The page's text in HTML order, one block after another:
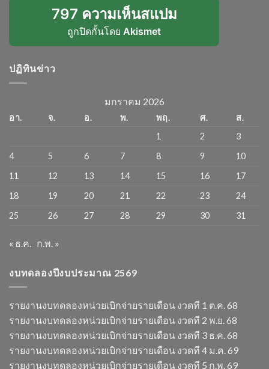
797 ความเห็นสแปม
ถูกปิดกั้นโดย Akismet
ปฏิทินข่าว
มกราคม 2026
อา. จ. อ. พ. พฤ. ศ.
ส.
1
2
3
4
5 6 7 8 9
10
11
12 13 14 15 16
17
18
19 20 21 22 23
24
25
26 27 28 29 30 31
« ธ.ค. ก.พ. »
งบทดลองปีงบประมาณ 2569
รายงานงบทดลองหน่วยเบิกจ่ายรายเดือน งวดที 1 ต.ค. 68
รายงานงบทดลองหน่วยเบิกจ่ายรายเดือน งวดที 2 พ.ย. 68
รายงานงบทดลองหน่วยเบิกจ่ายรายเดือน งวดที 3 ธ.ค. 68
รายงานงบทดลองหน่วยเบิกจ่ายรายเดือน งวดที 4 ม.ค. 69
รายงานงบทดลองหน่วยเบิกจ่ายรายเดือน งวดที 5 ก.พ. 69